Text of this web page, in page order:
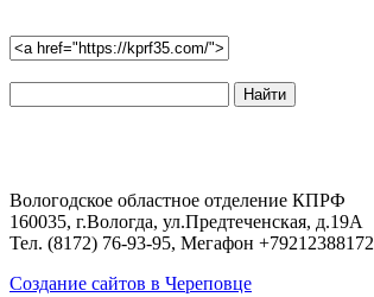
по
Вологодское областное отделение КПРФ
160035, г.Вологда, ул.Предтеченская, д.19А
Тел. (8172) 76-93-95, Мегафон +79212388172
Создание сайтов в Череповце